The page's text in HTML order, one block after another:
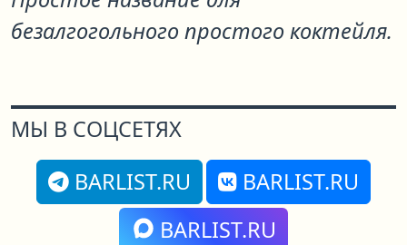
безалгогольного простого коктейля.
МЫ В СОЦСЕТЯХ
BARLIST.RU
BARLIST.RU
BARLIST.RU